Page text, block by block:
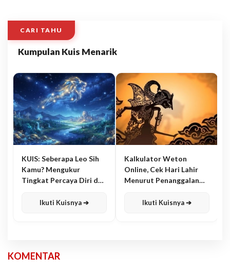
CARI TAHU
Kumpulan Kuis Menarik
KUIS: Seberapa Leo Sih
Kamu? Mengukur
Tingkat Percaya Diri dan
Ikuti Kuisnya ➔
Kalkulator Weton
Online, Cek Hari Lahir
Menurut Penanggalan
Ikuti Kuisnya ➔
KOMENTAR